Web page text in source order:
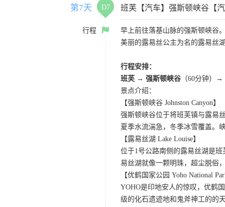
第7天 D7 班芙【汽车】强斯顿峡谷【
行程
早上前往落基山脉的强斯顿峡谷
美丽的露易丝公主为名的露易丝
行程安排：
班芙 → 强斯顿峡谷 （60分钟）→
景点介绍：
【强斯顿峡谷 Johnston Canyon】
强斯顿峡谷位于将班芙镇与露易
夏季水流湍急，冬季冰雪覆盖。
【露易丝湖 Lake Louise】
位于1号公路南侧的露易丝湖是
易丝湖就像一颗明珠，超尘脱俗
【优鹤国家公园 Yoho National
YOHO是印地安人的惊叹，优鹤
级的化石遗迹地和鬼斧神工的的